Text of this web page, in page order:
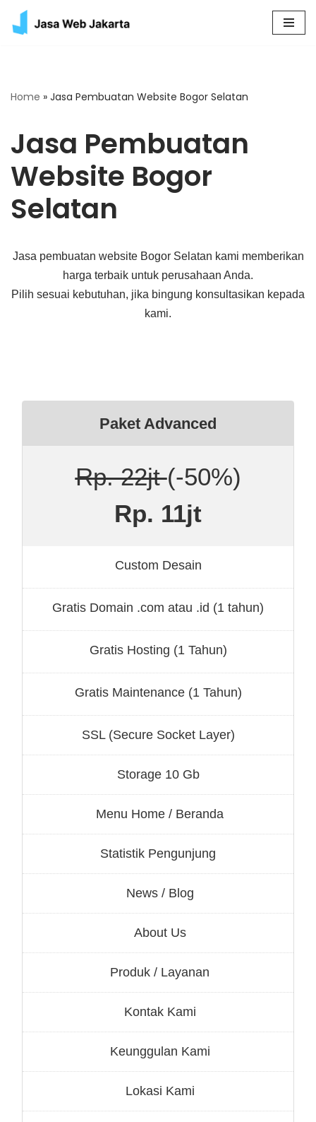
Skip
Home » Jasa Pembuatan Website Bogor Selatan
Jasa Pembuatan
Website Bogor
Selatan
Jasa pembuatan website Bogor Selatan kami memberikan
harga terbaik untuk perusahaan Anda.
Pilih sesuai kebutuhan, jika bingung konsultasikan kepada
kami.
Paket Advanced
Rp. 22jt(-50%)
Rp. 11jt
Custom Desain
Gratis Domain .com atau .id (1 tahun)
Gratis Hosting (1 Tahun)
Gratis Maintenance (1 Tahun)
SSL (Secure Socket Layer)
Storage 10 Gb
Menu Home / Beranda
Statistik Pengunjung
News / Blog
About Us
Produk / Layanan
Kontak Kami
Keunggulan Kami
Lokasi Kami